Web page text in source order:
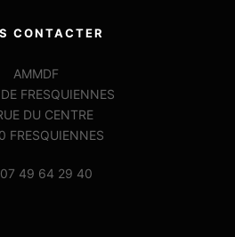
CONTACTER
AMMDF
FRESQUIENNES
DU CENTRE
FRESQUIENNES
07 49 64 29 40